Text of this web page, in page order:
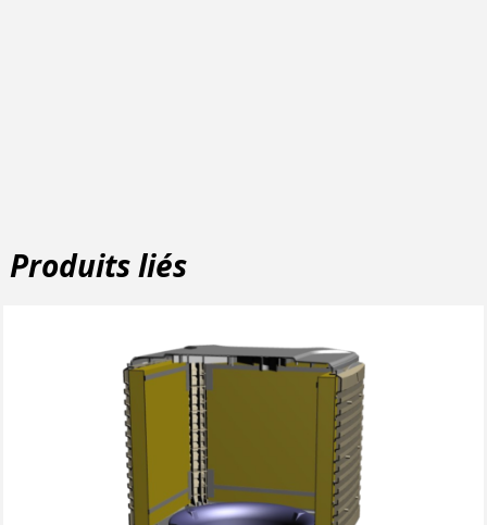
Produits liés